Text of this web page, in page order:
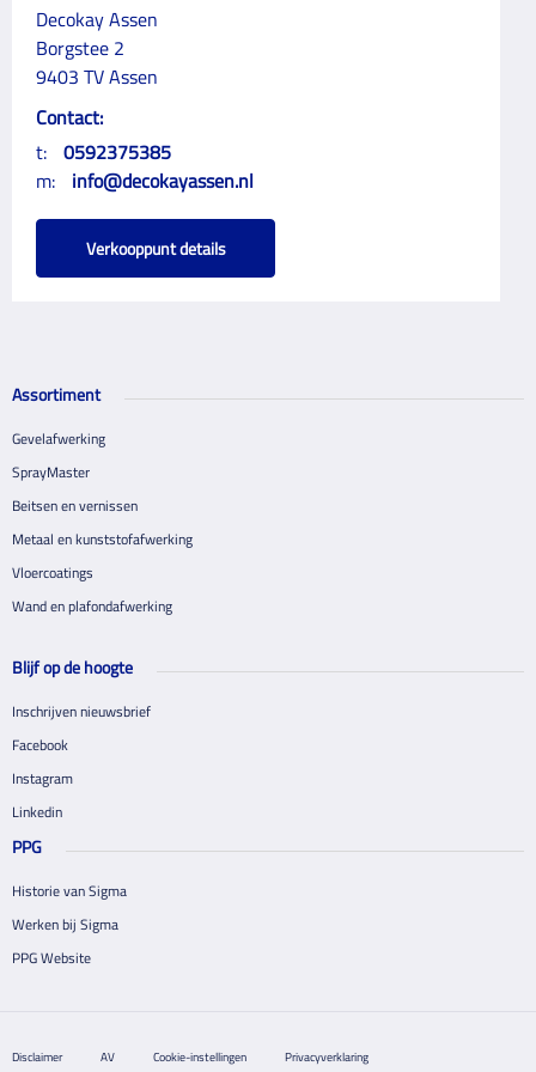
Decokay Assen
Borgstee 2
9403 TV Assen
Contact:
t: 0592375385
m:
info@decokayassen.nl
Verkooppunt details
Assortiment
Gevelafwerking
SprayMaster
Beitsen en vernissen
Metaal en kunststofafwerking
Vloercoatings
Wand en plafondafwerking
Blijf op de hoogte
Inschrijven nieuwsbrief
Facebook
Instagram
Linkedin
PPG
Historie van Sigma
Werken bij Sigma
PPG Website
Disclaimer AV Cookie-instellingen Privacyverklaring